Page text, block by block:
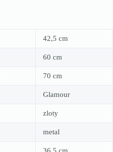
42,5 cm
60 cm
70 cm
Glamour
zloty
metal